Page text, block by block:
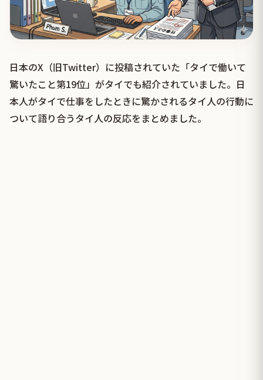
日本のX（旧Twitter）に投稿されていた「タイで働いて
驚いたこと第19位」がタイでも紹介されていました。日
本人がタイで仕事をしたときに驚かされるタイ人の行動に
ついて語り合うタイ人の反応をまとめました。